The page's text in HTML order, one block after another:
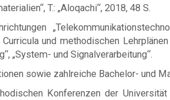
T.: „Aloqachi“, 2018, 48 S.
und methodischen
„System- und Signalverarbeitung“.
sowie zahlreiche Bachelor- und
Konferenzen der